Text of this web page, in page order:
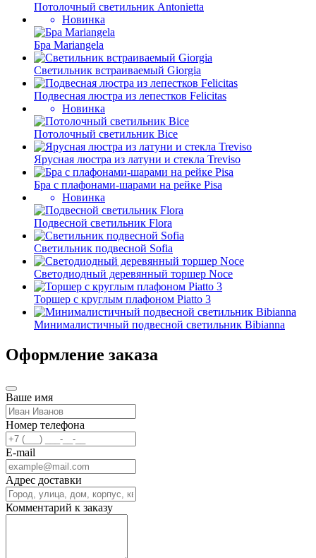
Потолочный светильник Antonietta
Новинка
Бра Mariangela
Светильник встраиваемый Giorgia
Подвесная люстра из лепестков Felicitas
Новинка
Потолочный светильник Bice
Ярусная люстра из латуни и стекла Treviso
Бра с плафонами-шарами на рейке Pisa
Новинка
Подвесной светильник Flora
Светильник подвесной Sofia
Светодиодный деревянный торшер Noce
Торшер с круглым плафоном Piatto 3
Минималистичный подвесной светильник Bibianna
Оформление заказа
Ваше имя
Номер телефона
E-mail
Адрес доставки
Комментарий к заказу